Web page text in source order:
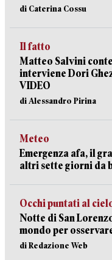
di Caterina Cossu
Il fatto
Matteo Salvini
interviene Dori
VIDEO
di Alessandro Pirina
Meteo
Emergenza afa, il
altri sette giorni da
Occhi puntati al
Notte di San
mondo per
di Redazione Web